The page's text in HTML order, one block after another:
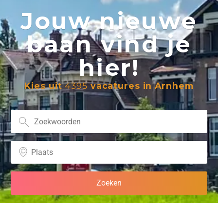
Jouw nieuwe
baan vind je
hier!
Kies uit4395vacatures in Arnhem